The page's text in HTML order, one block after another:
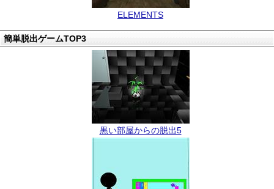
ELEMENTS
簡単脱出ゲームTOP3
黒い部屋からの脱出5